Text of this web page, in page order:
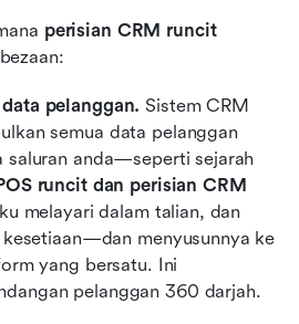
perisian CRM runcit
pelanggan. Sistem CRM
semua data pelanggan
saluran anda—seperti sejarah
runcit dan perisian CRM
melayari dalam talian, dan
menyusunnya ke
yang bersatu. Ini
pelanggan 360 darjah.